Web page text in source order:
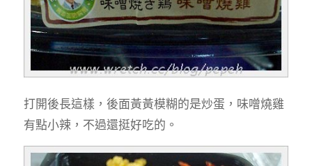
打開後長這樣，後面黃黃模糊的是炒蛋，味噌燒雞
有點小辣，不過還挺好吃的。